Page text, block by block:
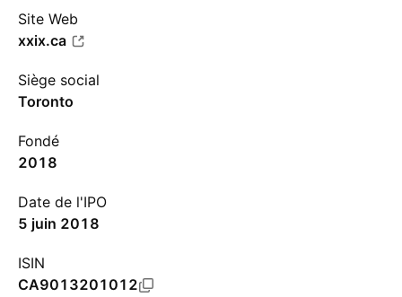
Site Web
xxix.ca
Siège social
Toronto
Fondé
2018
Date de l'IPO
5 juin 2018
ISIN
CA9013201012